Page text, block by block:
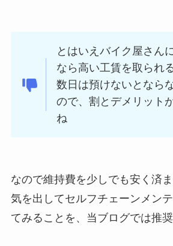
とはいえバイク屋さん
なら高い工賃を取られ
数日は預けないとなら
ので、割とデメリット
ね
なので維持費を少しでも安く済
気を出してセルフチェーンメン
てみることを、当ブログでは推